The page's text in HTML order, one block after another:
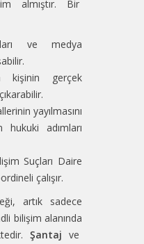
almıştır. Bir
ve medya
kişinin gerçek
yayılmasını
hukuki adımları
Suçları Daire
çalışır.
artık sadece
bilişim alanında
Şantaj ve